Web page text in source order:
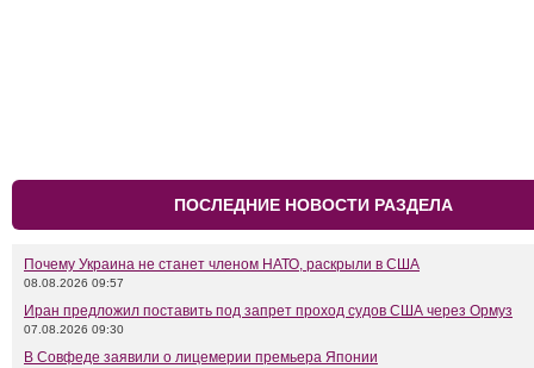
ПОСЛЕДНИЕ НОВОСТИ РАЗДЕЛА
Почему Украина не станет членом НАТО, раскрыли в США
08.08.2026 09:57
Иран предложил поставить под запрет проход судов США через Ормуз
07.08.2026 09:30
В Совфеде заявили о лицемерии премьера Японии